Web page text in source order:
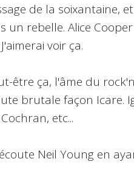
de la soixantaine,
un rebelle. Alice
voir ça.
être ça, l'âme du
brutale façon Icare.
etc...
Neil Young en